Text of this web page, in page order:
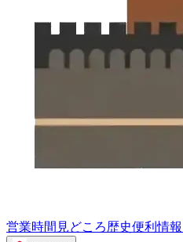
営業時間 見どころ歴史便利情報